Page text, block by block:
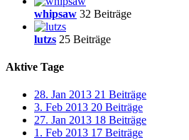
whipsaw 32 Beiträge
lutzs 25 Beiträge
Aktive Tage
28. Jan 2013 21 Beiträge
3. Feb 2013 20 Beiträge
27. Jan 2013 18 Beiträge
1. Feb 2013 17 Beiträge